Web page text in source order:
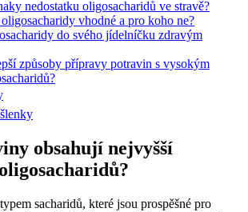
nedostatku oligosacharidů ve stravě?
vhodné a pro koho ne?
do svého jídelníčku zdravým
způsoby přípravy potravin s vysokým
obsahují nejvyšší
sacharidů, které jsou prospěšné pro